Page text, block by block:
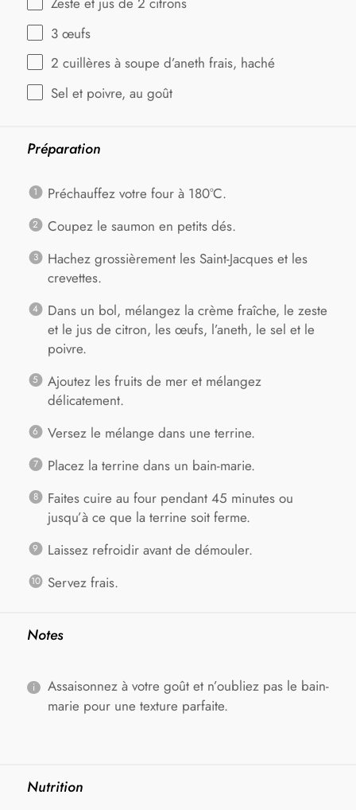
3 œufs
2 cuillères à soupe d’aneth frais, haché
Sel et poivre, au goût
Préparation
Préchauffez votre four à 180°C.
Coupez le saumon en petits dés.
Hachez grossièrement les Saint-Jacques et les
crevettes.
Dans un bol, mélangez la crème fraîche, le zeste
et le jus de citron, les œufs, l’aneth, le sel et le
poivre.
Ajoutez les fruits de mer et mélangez
délicatement.
Versez le mélange dans une terrine.
Placez la terrine dans un bain-marie.
Faites cuire au four pendant 45 minutes ou
jusqu’à ce que la terrine soit ferme.
Laissez refroidir avant de démouler.
Servez frais.
Notes
Assaisonnez à votre goût et n’oubliez pas le bain-
marie pour une texture parfaite.
Nutrition